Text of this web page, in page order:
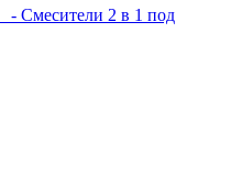
- Смесители 2 в 1 под